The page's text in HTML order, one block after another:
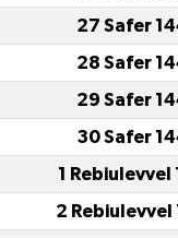
27 Safer
28 Safer
29 Safer
30 Safer
1 Rebiulevvel
2 Rebiulevvel